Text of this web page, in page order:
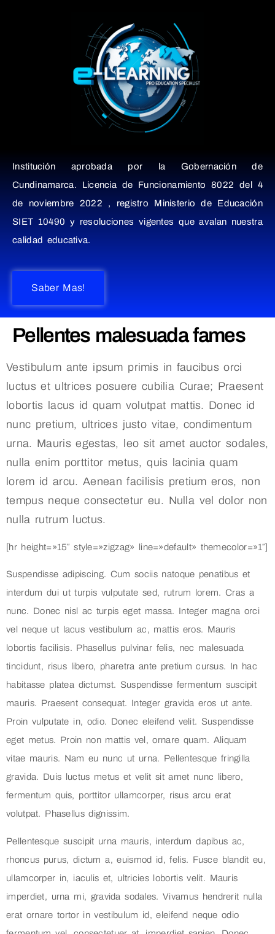
Institución aprobada por la Gobernación de
Cundinamarca. Licencia de Funcionamiento 8022 del 4
de noviembre 2022 , registro Ministerio de Educación
SIET 10490 y resoluciones vigentes que avalan nuestra
calidad educativa.
Saber Mas!
Pellentes malesuada fames
Vestibulum ante ipsum primis in faucibus orci
luctus et ultrices posuere cubilia Curae; Praesent
lobortis lacus id quam volutpat mattis. Donec id
nunc pretium, ultrices justo vitae, condimentum
urna. Mauris egestas, leo sit amet auctor sodales,
nulla enim porttitor metus, quis lacinia quam
lorem id arcu. Aenean facilisis pretium eros, non
tempus neque consectetur eu. Nulla vel dolor non
nulla rutrum luctus.
[hr height=»15″ style=»zigzag» line=»default» themecolor=»1″]
Suspendisse adipiscing. Cum sociis natoque penatibus et
interdum dui ut turpis vulputate sed, rutrum lorem. Cras a
nunc. Donec nisl ac turpis eget massa. Integer magna orci
vel neque ut lacus vestibulum ac, mattis eros. Mauris
lobortis facilisis. Phasellus pulvinar felis, nec malesuada
tincidunt, risus libero, pharetra ante pretium cursus. In hac
habitasse platea dictumst. Suspendisse fermentum suscipit
mauris. Praesent consequat. Integer gravida eros ut ante.
Proin vulputate in, odio. Donec eleifend velit. Suspendisse
eget metus. Proin non mattis vel, ornare quam. Aliquam
vitae mauris. Nam eu nunc ut urna. Pellentesque fringilla
gravida. Duis luctus metus et velit sit amet nunc libero,
fermentum quis, porttitor ullamcorper, risus arcu erat
volutpat. Phasellus dignissim.
Pellentesque suscipit urna mauris, interdum dapibus ac,
rhoncus purus, dictum a, euismod id, felis. Fusce blandit eu,
ullamcorper in, iaculis et, ultricies lobortis velit. Mauris
imperdiet, urna mi, gravida sodales. Vivamus hendrerit nulla
erat ornare tortor in vestibulum id, eleifend neque odio